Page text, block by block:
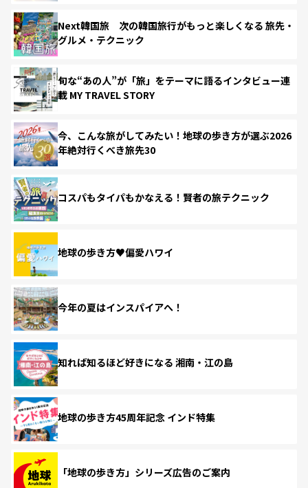
Next韓国旅 次の韓国旅行がもっと楽しくなる 旅先・
グルメ・テクニック
旬な“あの人”が「旅」をテーマに語るインタビュー連
載 MY TRAVEL STORY
今、こんな旅がしてみたい！地球の歩き方が選ぶ2026
年絶対行くべき旅先30
コスパもタイパもかなえる！賢者の旅テクニック
地球の歩き方♥偏愛ハワイ
今年の夏はインスパイアへ！
知れば知るほど好きになる 湘南・江の島
地球の歩き方45周年記念 インド特集
「地球の歩き方」シリーズ広告のご案内